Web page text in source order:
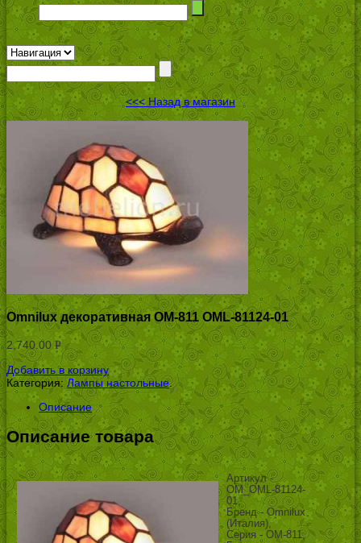
<<< Назад в магазин
Omnilux декоративная OM-811 OML-81124-01
2,740.00 Р
УБ.
Добавить в корзину
Категория: Лампы настольные.
Описание
Описание товара
Артикул -
OM_OML-81124-
01,
Бренд - Omnilux
(Италия),
Серия - OM-811,